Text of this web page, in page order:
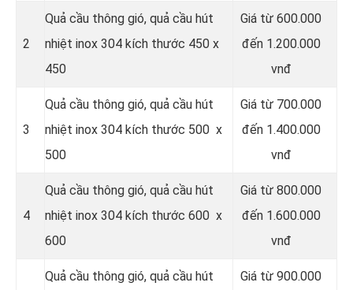
2
Quả cầu thông gió, quả cầu hút
nhiệt inox 304 kích thước 450 x
450
Giá từ 600.000
đến 1.200.000
vnđ
3
Quả cầu thông gió, quả cầu hút
nhiệt inox 304 kích thước 500 x
500
Giá từ 700.000
đến 1.400.000
vnđ
4
Quả cầu thông gió, quả cầu hút
nhiệt inox 304 kích thước 600 x
600
Giá từ 800.000
đến 1.600.000
vnđ
Quả cầu thông gió, quả cầu hút
Giá từ 900.000